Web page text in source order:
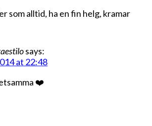
som alltid, ha en fin helg, kramar
says:
at 22:48
❤️